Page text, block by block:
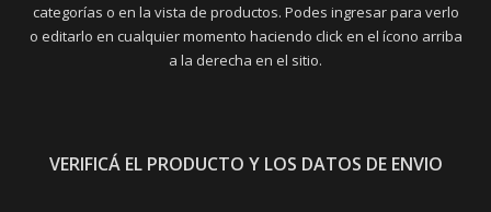
categorías o en la vista de productos. Podes ingresar para verlo
o editarlo en cualquier momento haciendo click en el ícono arriba
a la derecha en el sitio.
VERIFICÁ EL PRODUCTO Y LOS DATOS DE ENVIO